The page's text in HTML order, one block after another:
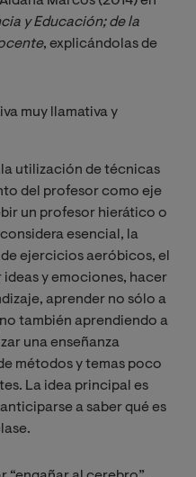
y Educación; de la
, explicándolas de
muy llamativa y
utilización de técnicas
del profesor como eje
un profesor hierático o
esencial, la
ejercicios aeróbicos, el
ideas y emociones, hacer
aprender no sólo a
también aprendiendo a
una enseñanza
métodos y temas poco
La idea principal es
a saber qué es